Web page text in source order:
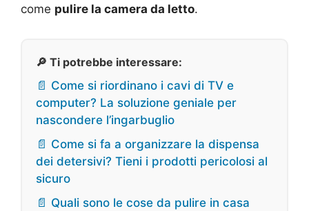
come pulire la camera da letto.
🔎 Ti potrebbe interessare:
📄 Come si riordinano i cavi di TV e
computer? La soluzione geniale per
nascondere l’ingarbuglio
📄 Come si fa a organizzare la dispensa
dei detersivi? Tieni i prodotti pericolosi al
sicuro
📄 Quali sono le cose da pulire in casa